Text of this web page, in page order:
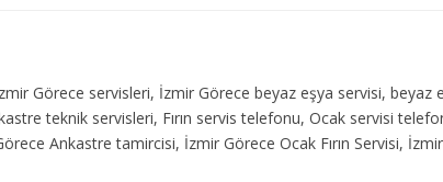
Görece servisleri, İzmir Görece beyaz eşya servisi, beyaz
teknik servisleri, Fırın servis telefonu, Ocak servisi
Ankastre tamircisi, İzmir Görece Ocak Fırın Servisi,